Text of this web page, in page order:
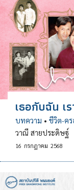
เธอกับฉัน เ
บทความ • ชีวิต-ค
วาณี สายประดิษฐ์
16 กรกฎาคม 2568